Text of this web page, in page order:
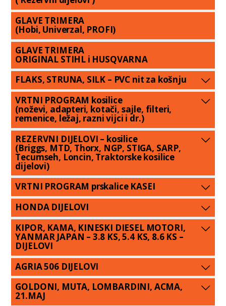
GLAVE TRIMERA
(Hobi, Univerzal, PROFI)
GLAVE TRIMERA
ORIGINAL STIHL i HUSQVARNA
FLAKS, STRUNA, SILK – PVC nit za košnju
VRTNI PROGRAM kosilice
(noževi, adapteri, kotači, sajle, filteri,
remenice, ležaj, razni vijci i dr.)
REZERVNI DIJELOVI – kosilice
(Briggs, MTD, Thorx, NGP, STIGA, SARP,
Tecumseh, Loncin, Traktorske kosilice
dijelovi)
VRTNI PROGRAM prskalice KASEI
HONDA DIJELOVI
KIPOR, KAMA, KINESKI DIESEL MOTORI,
YANMAR JAPAN – 3.8 KS, 5.4 KS, 8.6 KS –
DIJELOVI
AGRIA 506 DIJELOVI
GOLDONI, MUTA, LOMBARDINI, ACMA,
21.MAJ